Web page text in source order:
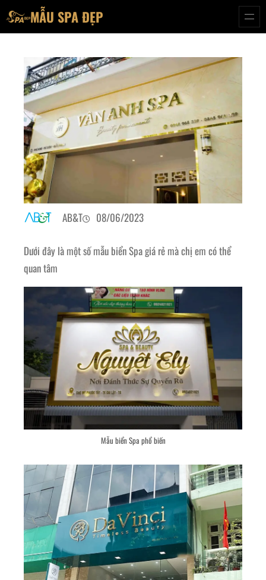
Chuyển
đến
MẪU SPA ĐẸP
AB&T 08/06/2023
Dưới đây là một số mẫu biển Spa giá rẻ mà chị em có thể
quan tâm
Mẫu biển Spa phổ biến